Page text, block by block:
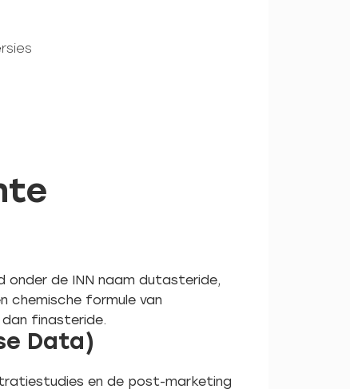
onder de INN naam dutasteride,
chemische formule van
finasteride.
Data)
en de post-marketing